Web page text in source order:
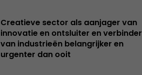
Creatieve sector als aanjager van
innovatie en ontsluiter en verbinder
van industrieën belangrijker en
urgenter dan ooit